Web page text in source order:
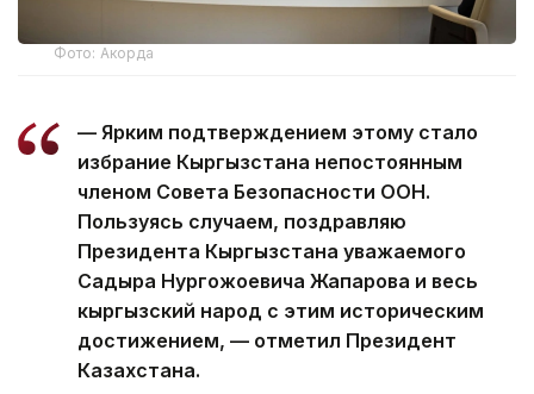
Фото: Акорда
— Ярким подтверждением этому стало
избрание Кыргызстана непостоянным
членом Совета Безопасности ООН.
Пользуясь случаем, поздравляю
Президента Кыргызстана уважаемого
Садыра Нургожоевича Жапарова и весь
кыргызский народ с этим историческим
достижением, — отметил Президент
Казахстана.